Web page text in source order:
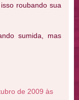
roubando sua
sumida, mas
de 2009 às